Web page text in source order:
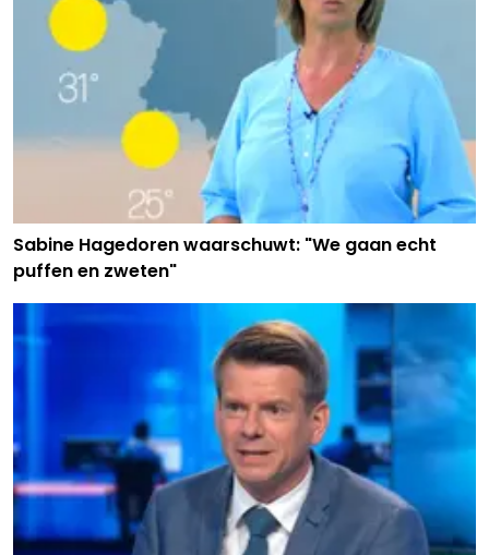
Sabine Hagedoren waarschuwt: "We gaan echt
puffen en zweten"